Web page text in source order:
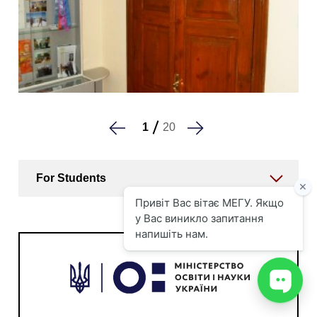
For Students
1 20